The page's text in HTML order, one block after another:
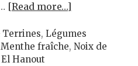
[Read more…]
Terrines,Légumes
Menthe fraîche,Noix de
El Hanout